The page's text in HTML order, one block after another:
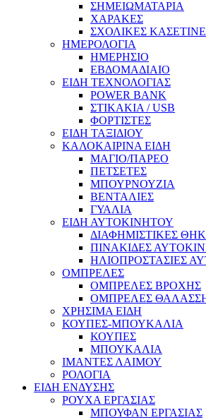
ΣΗΜΕΙΩΜΑΤΑΡΙΑ
ΧΑΡΑΚΕΣ
ΣΧΟΛΙΚΕΣ
ΗΜΕΡΟΛΟΓΙΑ
ΗΜΕΡΗΣΙΟ
ΕΒΔΟΜΑΔΙΑΙΟ
ΕΙΔΗ ΤΕΧΝΟΛΟΓΙΑΣ
POWER BANK
ΣΤΙΚΑΚΙΑ / USB
ΦΟΡΤΙΣΤΕΣ
ΕΙΔΗ ΤΑΞΙΔΙΟΥ
ΚΑΛΟΚΑΙΡΙΝΑ ΕΙΔΗ
ΜΑΓΙΟ/ΠΑΡΕΟ
ΠΕΤΣΕΤΕΣ
ΜΠΟΥΡΝΟΥΖΙΑ
ΒΕΝΤΑΛΙΕΣ
ΓΥΑΛΙΑ
ΕΙΔΗ ΑΥΤΟΚΙΝΗΤΟΥ
ΔΙΑΦΗΜΙΣΤΙΚΕΣ
ΠΙΝΑΚΙΔΕΣ
ΗΛΙΟΠΡΟΣΤΑΣΙΕΣ
ΟΜΠΡΕΛΕΣ
ΟΜΠΡΕΛΕΣ ΒΡΟΧΗΣ
ΟΜΠΡΕΛΕΣ
ΧΡΗΣΙΜΑ ΕΙΔΗ
ΚΟΥΠΕΣ-ΜΠΟΥΚΑΛΙΑ
ΚΟΥΠΕΣ
ΜΠΟΥΚΑΛΙΑ
ΙΜΑΝΤΕΣ ΛΑΙΜΟΥ
ΡΟΛΟΓΙΑ
ΕΙΔΗ ΕΝΔΥΣΗΣ
ΡΟΥΧΑ ΕΡΓΑΣΙΑΣ
ΜΠΟΥΦΑΝ ΕΡΓΑΣΙΑΣ